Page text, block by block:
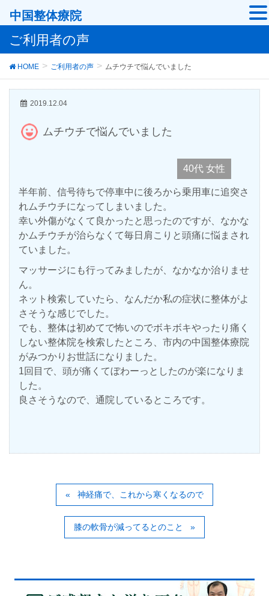
ご利用者の声
HOME ご利用者の声 ムチウチで悩んでいました
2019.12.04
ムチウチで悩んでいました
40代 女性
半年前、信号待ちで停車中に後ろから乗用車に追突さ
れムチウチになってしまいました。
幸い外傷がなくて良かったと思ったのですが、なかな
かムチウチが治らなくて毎日肩こりと頭痛に悩まされ
ていました。
マッサージにも行ってみましたが、なかなか治りませ
ん。
ネット検索していたら、なんだか私の症状に整体がよ
さそうな感じでした。
でも、整体は初めてで怖いのでボキボキやったり痛く
しない整体院を検索したところ、市内の中国整体療院
がみつかりお世話になりました。
1回目で、頭が痛くてぼわーっとしたのが楽になりま
した。
良さそうなので、通院しているところです。
神経痛で、これから寒くなるので
膝の軟骨が減ってるとのこと
中国整体療院